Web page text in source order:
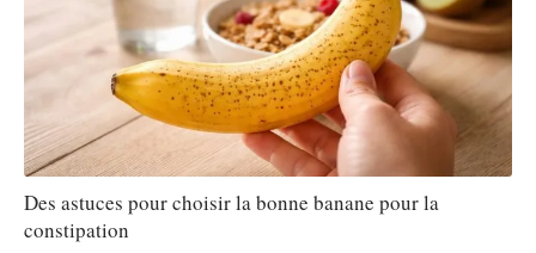
Des astuces pour choisir la bonne banane pour la
constipation